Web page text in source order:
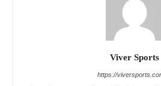
Viver Sports
https://